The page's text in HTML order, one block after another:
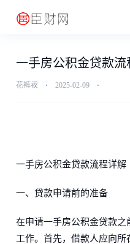
一手房公积金贷款流
花裤衩 ⋅ 2025-02-09 ⋅
一手房公积金贷款流程详解
一、贷款申请前的准备
在申请一手房公积金贷款
工作。首先，借款人应向